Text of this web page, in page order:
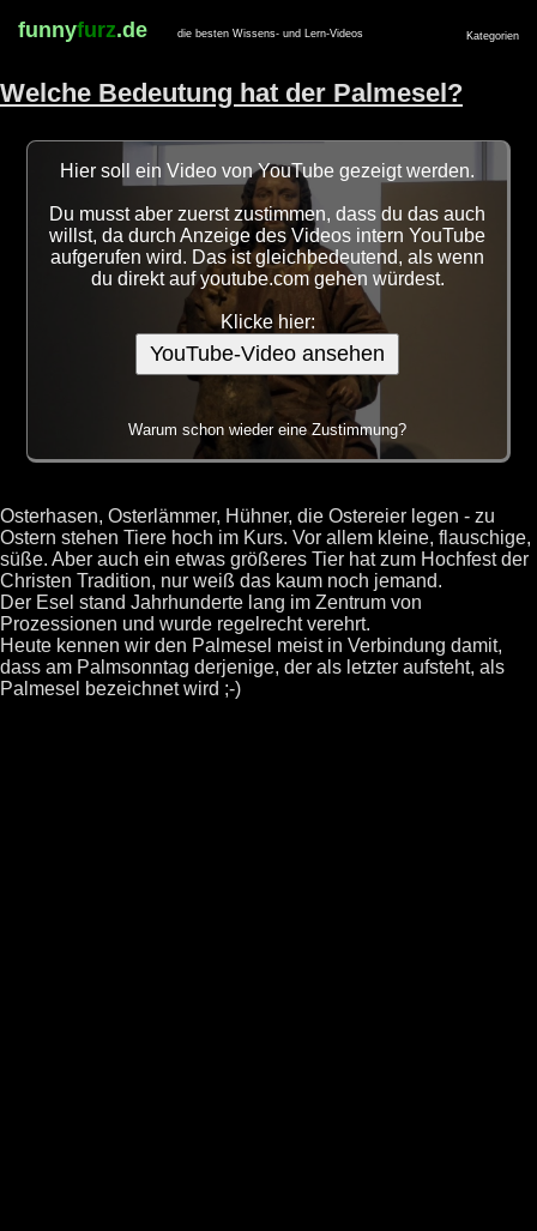
funnyfurz.de die besten Wissens- und Lern-Videos Kategorien
Welche Bedeutung hat der Palmesel?
Hier soll ein Video von YouTube gezeigt werden.
Du musst aber zuerst zustimmen, dass du das auch
willst, da durch Anzeige des Videos intern YouTube
aufgerufen wird. Das ist gleichbedeutend, als wenn
du direkt auf youtube.com gehen würdest.
Klicke hier:
YouTube-Video ansehen
Warum schon wieder eine Zustimmung?
Osterhasen, Osterlämmer, Hühner, die Ostereier legen - zu
Ostern stehen Tiere hoch im Kurs. Vor allem kleine, flauschige,
süße. Aber auch ein etwas größeres Tier hat zum Hochfest der
Christen Tradition, nur weiß das kaum noch jemand.
Der Esel stand Jahrhunderte lang im Zentrum von
Prozessionen und wurde regelrecht verehrt.
Heute kennen wir den Palmesel meist in Verbindung damit,
dass am Palmsonntag derjenige, der als letzter aufsteht, als
Palmesel bezeichnet wird ;-)